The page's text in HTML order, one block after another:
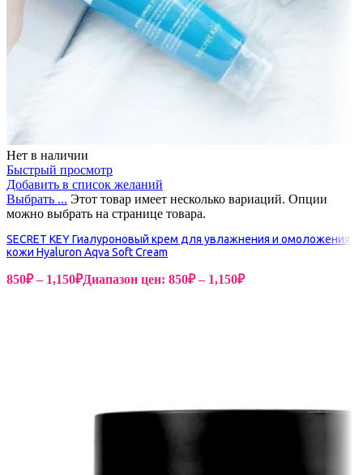
Нет в наличии
Быстрый просмотр
Добавить в список желаний
Выбрать ... Этот товар имеет несколько вариаций. Опции
можно выбрать на странице товара.
SECRET KEY Гиалуроновый крем для увлажнения и омоложения
кожи Hyaluron Aqva Soft Cream
850₽ – 1,150₽Диапазон цен: 850₽ – 1,150₽